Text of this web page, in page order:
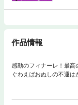
作品情報
感動のフィナーレ！最高
ぐわえばおぬしの不運
この上ない幸せを手に
た蜂須賀という男は、
闇を感じ取り、葵に「